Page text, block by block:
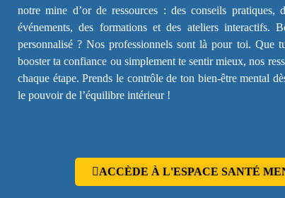
notre mine d’or de ressources : des conseils pratiques,
événements, des formations et des ateliers interactifs.
personnalisé ? Nos professionnels sont là pour toi. Que
booster ta confiance ou simplement te sentir mieux, nos
chaque étape. Prends le contrôle de ton bien-être mental
le pouvoir de l’équilibre intérieur !
ACCÈDE À L'ESPACE SANTÉ